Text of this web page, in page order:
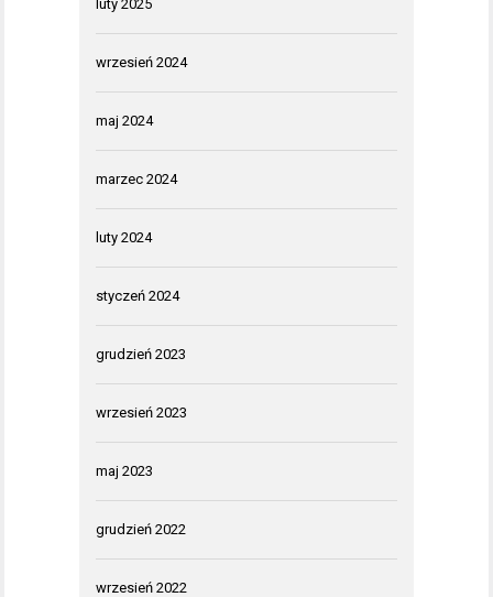
luty 2025
wrzesień 2024
maj 2024
marzec 2024
luty 2024
styczeń 2024
grudzień 2023
wrzesień 2023
maj 2023
grudzień 2022
wrzesień 2022